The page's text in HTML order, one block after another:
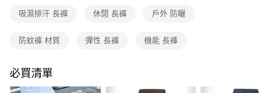
成交易。
4.訂單成立30分鐘內，如未前往確認交易或遇審核未通過，訂單將自動取
消。如遇「轉專審核」未通過狀況，表示未達大哥付你分期系統評分，恕無
【繳款方式說明】
1.分期款項不併入電信帳單，「大哥付你分期」於每月結算日後寄送繳費提
醒簡訊。
每筆NT$80，滿NT$790(含以上)免運費
付款後全家取貨
吸濕排汗 長褲 休閒 長褲 戶外 防曬
防蚊褲 材質 彈性 長褲 機能 長褲
必買清單